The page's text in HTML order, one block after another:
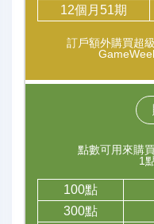
12個月51期
訂戶額外購買超
點數可用來購
1
100點
300點